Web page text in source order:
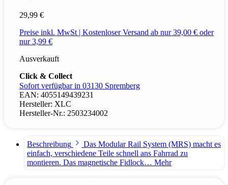
29,99 €
Preise inkl. MwSt | Kostenloser Versand ab nur 39,00 € oder
nur 3,99 €
Ausverkauft
Click & Collect
Sofort verfügbar in 03130 Spremberg
EAN: 4055149439231
Hersteller: XLC
Hersteller-Nr.: 2503234002
Beschreibung
Das Modular Rail System (MRS) macht es
einfach, verschiedene Teile schnell ans Fahrrad zu
montieren. Das magnetische Fidlock… Mehr